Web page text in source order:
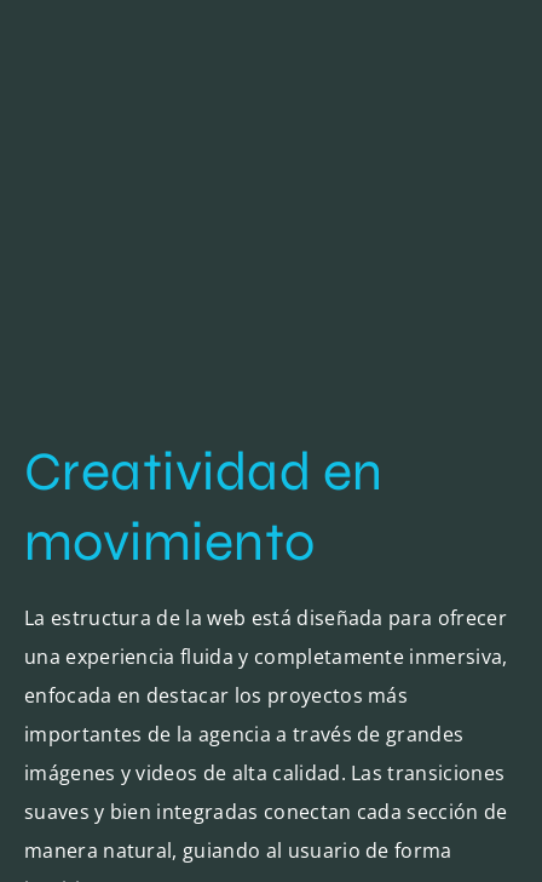
Creatividad en
movimiento
La estructura de la web está diseñada para ofrecer
una experiencia fluida y completamente inmersiva,
enfocada en destacar los proyectos más
importantes de la agencia a través de grandes
imágenes y videos de alta calidad. Las transiciones
suaves y bien integradas conectan cada sección de
manera natural, guiando al usuario de forma